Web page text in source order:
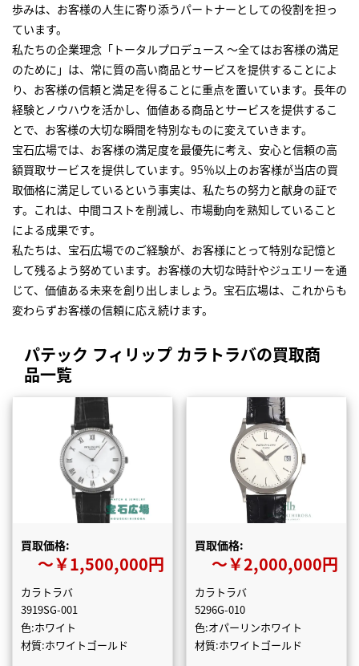
歩みは、お客様の人生に寄り添うパートナーとしての役割を担っ
ています。
私たちの企業理念「トータルプロデュース ～全てはお客様の満足
のために」は、常に質の高い商品とサービスを提供することによ
り、お客様の信頼と満足を得ることに重点を置いています。長年の
経験とノウハウを活かし、価値ある商品とサービスを提供するこ
とで、お客様の大切な瞬間を特別なものに変えていきます。
宝石広場では、お客様の満足度を最優先に考え、安心と信頼の高
額買取サービスを提供しています。95％以上のお客様が当店の買
取価格に満足しているという事実は、私たちの努力と献身の証で
す。これは、中間コストを削減し、市場動向を熟知していること
による成果です。
私たちは、宝石広場でのご経験が、お客様にとって特別な記憶と
して残るよう努めています。お客様の大切な時計やジュエリーを通
じて、価値ある未来を創り出しましょう。宝石広場は、これからも
変わらずお客様の信頼に応え続けます。
パテック フィリップ カラトラバの買取商
品一覧
買取価格:
〜￥1,500,000円
カラトラバ
3919SG-001
色:ホワイト
材質:ホワイトゴールド
買取価格:
〜￥2,000,000円
カラトラバ
5296G-010
色:オパーリンホワイト
材質:ホワイトゴールド